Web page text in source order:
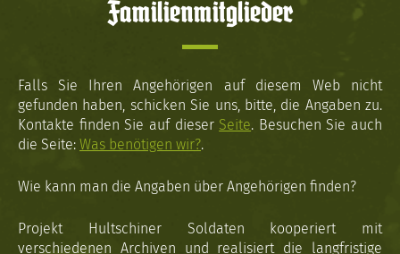
Familienmitglieder
Falls Sie Ihren Angehörigen auf diesem Web nicht
gefunden haben, schicken Sie uns, bitte, die Angaben zu.
Kontakte finden Sie auf dieser Seite. Besuchen Sie auch
die Seite: Was benötigen wir?.
Wie kann man die Angaben über Angehörigen finden?
Projekt Hultschiner Soldaten kooperiert mit
verschiedenen Archiven und realisiert die langfristige